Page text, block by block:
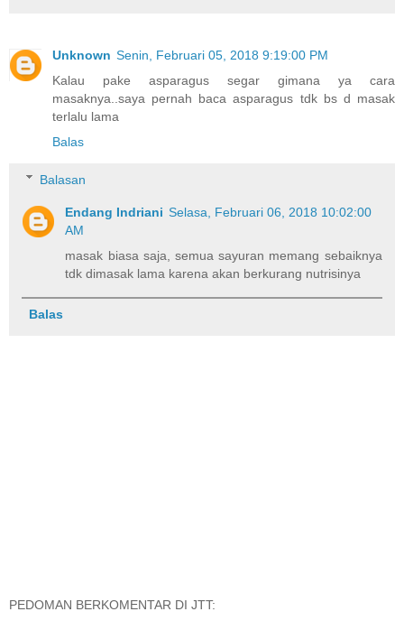
Unknown Senin, Februari 05, 2018 9:19:00 PM
Kalau pake asparagus segar gimana ya cara
masaknya..saya pernah baca asparagus tdk bs d masak
terlalu lama
Balas
Balasan
Endang Indriani Selasa, Februari 06, 2018 10:02:00
AM
masak biasa saja, semua sayuran memang sebaiknya
tdk dimasak lama karena akan berkurang nutrisinya
Balas
PEDOMAN BERKOMENTAR DI JTT: